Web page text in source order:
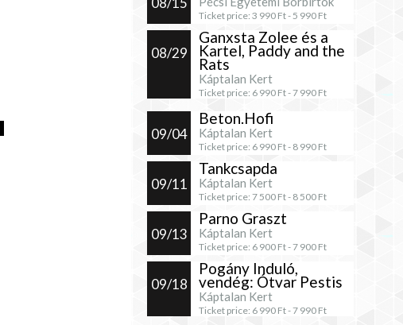
Ticket price: 3 990 Ft - 5 990 Ft
08/29
Ganxsta Zolee és a
Kartel, Paddy and the
Rats
Káptalan Kert
Ticket price: 6 990 Ft -7 990 Ft
09/04
Beton.Hofi
Káptalan Kert
Ticket price: 6 990 Ft - 8 990 Ft
09/11
Tankcsapda
Káptalan Kert
Ticket price: 7 500 Ft - 8 500 Ft
09/13
Parno Graszt
Káptalan Kert
Ticket price: 6 900 Ft -7 900 Ft
09/18
Pogány Induló,
vendég: Ótvar Pestis
Káptalan Kert
Ticket price: 6 990 Ft -7 990 Ft